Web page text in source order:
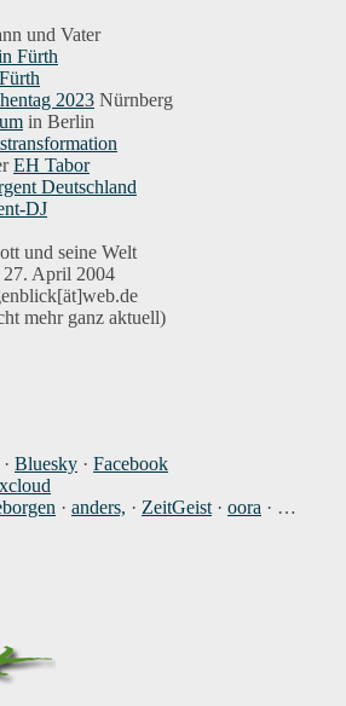
und Vater
Fürth
2023 Nürnberg
in Berlin
EH Tabor
Deutschland
DJ
und seine Welt
April 2004
mehr ganz aktuell)
· Bluesky · Facebook
· anders, · ZeitGeist · oora · …